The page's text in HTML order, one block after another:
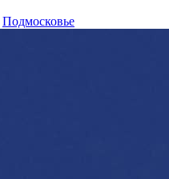
Подмосковье